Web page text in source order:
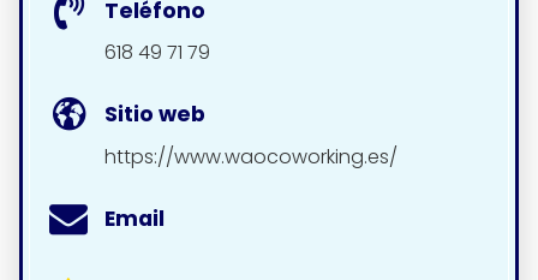
Teléfono
618 49 71 79
Sitio web
https://www.waocoworking.es/
Email